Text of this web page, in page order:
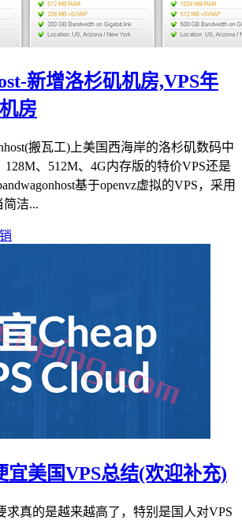
新增洛杉矶机房,VPS年
房
搬瓦工)上美国西海岸的洛杉矶数码中
、512M、4G内存版的特价VPS还是
基于openvz虚拟的VPS，采用
洁...
宜美国VPS总结(欢迎补充)
求真的是越来越高了，特别是国人对VPS